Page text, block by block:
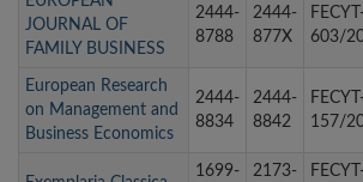
JOURNAL OF
FAMILY BUSINESS
2444-
8788
2444-
877X
603/
European Research
on Management and
Business Economics
2444-
8834
2444-
8842
157/
1699-
2173-